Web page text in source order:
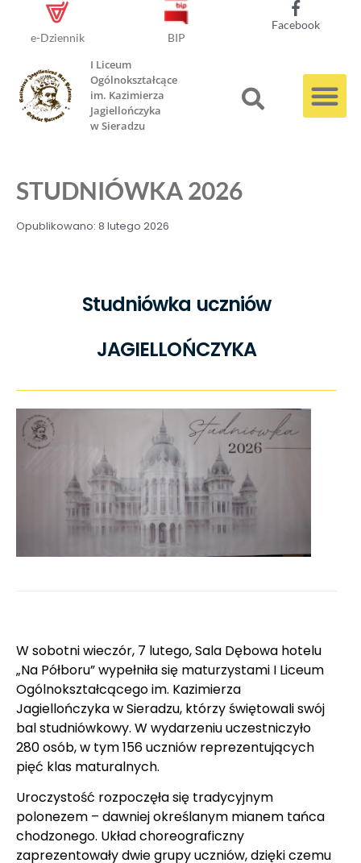
e-Dziennik BIP
Facebook
I Liceum
Ogólnokształcące
im. Kazimierza
Jagiellończyka
w Sieradzu
STUDNIÓWKA 2026
Opublikowano: 8 lutego 2026
Studniówka uczniów
JAGIELLOŃCZYKA
W sobotni wieczór, 7 lutego, Sala Dębowa hotelu
„Na Półboru” wypełniła się maturzystami I Liceum
Ogólnokształcącego im. Kazimierza
Jagiellończyka w Sieradzu, którzy świętowali swój
bal studniówkowy. W wydarzeniu uczestniczyło
280 osób, w tym 156 uczniów reprezentujących
pięć klas maturalnych.
Uroczystość rozpoczęła się tradycyjnym
polonezem – dawniej określanym mianem tańca
chodzonego. Układ choreograficzny
zaprezentowały dwie grupy uczniów, dzięki czemu